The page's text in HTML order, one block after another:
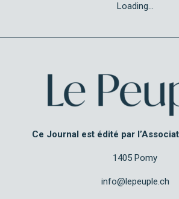
Loading...
Ce Journal est édité par
1405 Pomy
info@lepeuple.ch